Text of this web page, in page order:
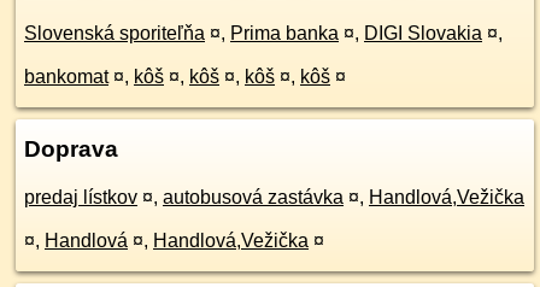
Slovenská sporiteľňa ¤, Prima banka ¤, DIGI Slovakia ¤,
bankomat ¤, kôš ¤, kôš ¤, kôš ¤, kôš ¤
Doprava
predaj lístkov ¤, autobusová zastávka ¤, Handlová,Vežička
¤, Handlová ¤, Handlová,Vežička ¤